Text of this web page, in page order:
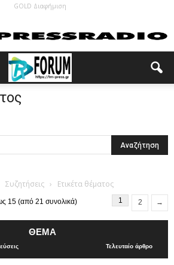
GOLD Διαφήμιση
Συζητήσεις › Ετικέτα θέματος
15 (από 21 συνολικά) 1 2 →
ΘΈΜΑ
Τελευταίο άρθρο